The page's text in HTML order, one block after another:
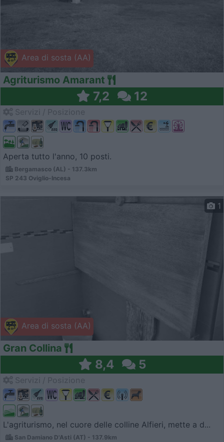
Area di sosta (AA)
Agriturismo Amarant
7,2 12
Aperta tutto l'anno, 10 posti.
Bergamasco (AL) - 137.3km
SP 243 Oviglio-Incesa
Area di sosta (AA)
1
Gran Collina
8,4 5
L'agriturismo, nel cuore delle colline Alfieri, mette a d...
San Damiano D'Asti (AT) - 137.9km